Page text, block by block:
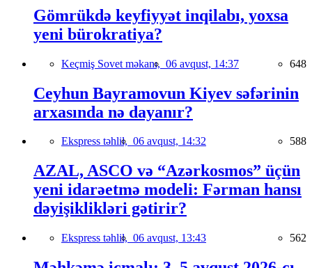
Gömrükdə keyfiyyət inqilabı, yoxsa
yeni bürokratiya?
Keçmiş Sovet məkanı, 06 avqust, 14:37 648
Ceyhun Bayramovun Kiyev səfərinin
arxasında nə dayanır?
Ekspress təhlil, 06 avqust, 14:32 588
AZAL, ASCO və “Azərkosmos” üçün
yeni idarəetmə modeli: Fərman hansı
dəyişiklikləri gətirir?
Ekspress təhlil, 06 avqust, 13:43 562